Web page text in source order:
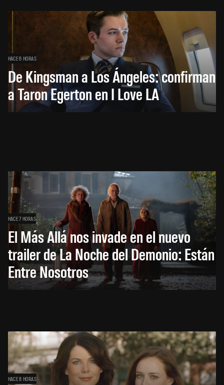
HACE 6 HORAS
De Kingsman a Los Ángeles: confirman
a Taron Egerton en I Love LA
HACE 7 HORAS
El Más Allá nos invade en el nuevo
trailer de La Noche del Demonio: Están
Entre Nosotros
HACE 8 HORAS